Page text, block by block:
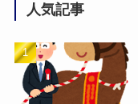
人気記事